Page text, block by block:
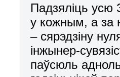
Падзяліць усю
у кожным, а за
– сярэдзіну
інжынер-
паўсюль